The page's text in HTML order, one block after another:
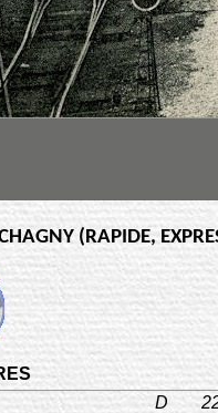
CHAGNY (RAPIDE,
D